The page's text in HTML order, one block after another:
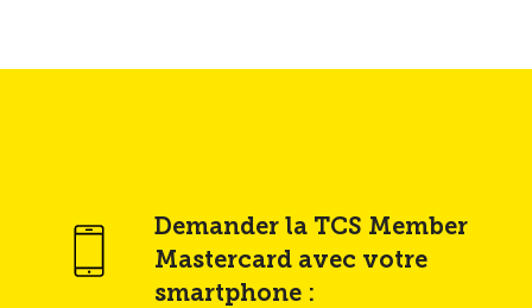
Demander la TCS Member
Mastercard avec votre
smartphone :